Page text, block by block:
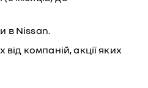
в Nissan.
компаній, акції яких